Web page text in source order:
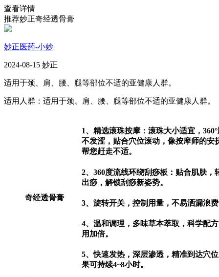
查看详情
推荐妙正奇经透骨膏
妙正医药-小妙
2024-08-15 妙正
适用于颈、肩、腰、腿等部位不适的亚健康人群。
适用人群：适用于颈、肩、腰、腿等部位不适的亚健康人群。
奇经透骨膏
1、精选滚珠按摩：滚珠大小适宜，
不发涩，贴合穴位滚动，像按摩师的安
帮您赶走不适。
2、360度流线环绕刮痧板：贴合肌肤，
出痧，解锁刮痧新姿势。
3、旋转开关，控制用量，不易洒漏浪
4、温和调理，多味草本萃取，科学配
用加倍。
5、快速发热，深层渗透，精准到达穴
果可持续4~8小时。